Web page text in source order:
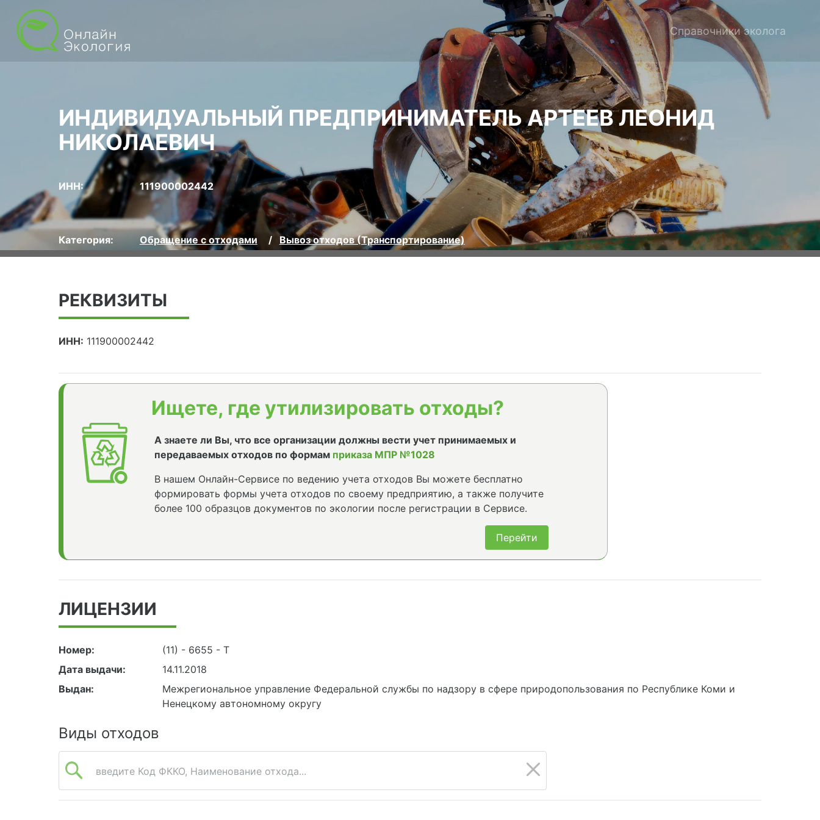
Справочники эколога
ИНДИВИДУАЛЬНЫЙ ПРЕДПРИНИМАТЕЛЬ АРТЕЕВ ЛЕОНИД
НИКОЛАЕВИЧ
ИНН: 111900002442
Категория: Обращение с отходами Вывоз отходов (Транспортирование)
РЕКВИЗИТЫ
ИНН: 111900002442
Ищете, где утилизировать отходы?
А знаете ли Вы, что все организации должны вести учет принимаемых и
передаваемых отходов по формам приказа МПР №1028
В нашем Онлайн-Сервисе по ведению учета отходов Вы можете бесплатно
формировать формы учета отходов по своему предприятию, а также получите
более 100 образцов документов по экологии после регистрации в Сервисе.
Перейти
ЛИЦЕНЗИИ
Номер:
(11) - 6655 - Т
Дата выдачи:
14.11.2018
Выдан:
Межрегиональное управление Федеральной службы по надзору в сфере природопользования по Республике Коми и
Ненецкому автономному округу
Виды отходов
введите Код ФККО, Наименование отхода...